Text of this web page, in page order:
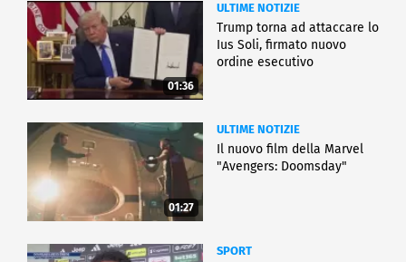
01:36
ULTIME NOTIZIE
Trump torna ad attaccare lo
Ius Soli, firmato nuovo
ordine esecutivo
01:27
ULTIME NOTIZIE
Il nuovo film della Marvel
"Avengers: Doomsday"
SPORT